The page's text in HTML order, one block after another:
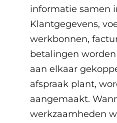
informatie samen
Klantgegevens,
werkbonnen,
betalingen
aan elkaar
afspraak plant,
aangemaakt.
werkzaamheden